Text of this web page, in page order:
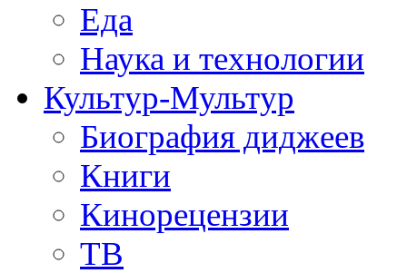
Еда
Наука и технологии
Культур-Мультур
Биография диджеев
Книги
Кинорецензии
ТВ